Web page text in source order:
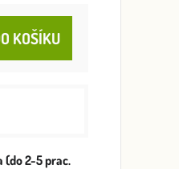
KOŠÍKU
(do 2-5 prac.